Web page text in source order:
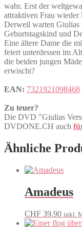
wahr. Erst der
attraktiven Frau wieder
Derweil warten Giulias
Geburtstagskind und
Eine ältere Dame die
feiert unterdessen im
die beiden jungen
erwischt?
EAN: 7321921098468
Zu teuer?
Die DVD "Giulias
DVDONE.CH auch
Ähnliche
Amadeus
CHF 39.90 inkl.